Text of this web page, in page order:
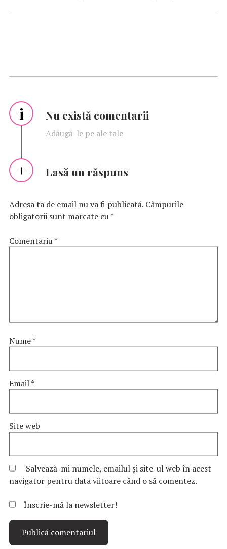
i Nu există comentarii
Adăugă-le pe ale tale
Lasă un răspuns
Adresa ta de email nu va fi publicată. Câmpurile
obligatorii sunt marcate cu*
Comentariu*
Nume*
Email*
Site web
Salvează-mi numele, emailul și site-ul web în acest
navigator pentru data viitoare când o să comentez.
Înscrie-mă la newsletter!